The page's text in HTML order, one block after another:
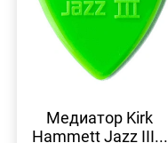
ПРОСМОТР
Медиатор Kirk
Hammett Jazz III...